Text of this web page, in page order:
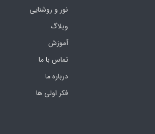
نور و روشنایی
وبلاگ
آموزش
تماس با ما
درباره ما
فکر اولی ها